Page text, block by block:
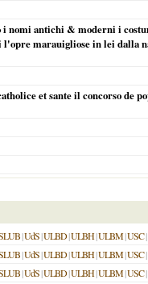
nomi antichi & moderni i
marauigliose in lei dalla
et sante il concorso de
|UdS|ULBD|ULBH|ULBM|USC|
|UdS|ULBD|ULBH|ULBM|USC|
|UdS|ULBD|ULBH|ULBM|USC|